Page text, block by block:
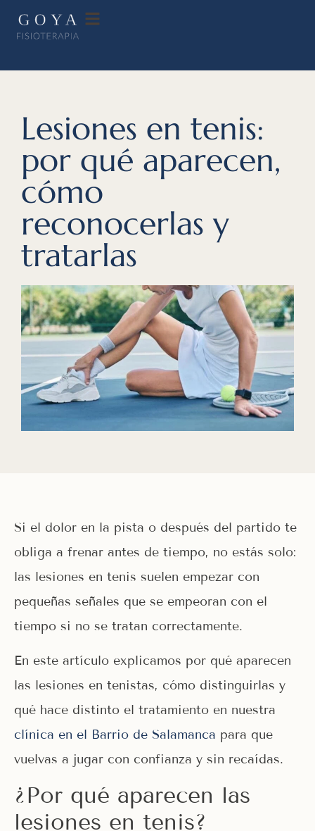
Lesiones en tenis:
por qué aparecen,
cómo
reconocerlas y
tratarlas
Si el dolor en la pista o después del partido te
obliga a frenar antes de tiempo, no estás solo:
las lesiones en tenis suelen empezar con
pequeñas señales que se empeoran con el
tiempo si no se tratan correctamente.
En este artículo explicamos por qué aparecen
las lesiones en tenistas, cómo distinguirlas y
qué hace distinto el tratamiento en nuestra
clínica en el Barrio de Salamanca para que
vuelvas a jugar con confianza y sin recaídas.
¿Por qué aparecen las
lesiones en tenis?